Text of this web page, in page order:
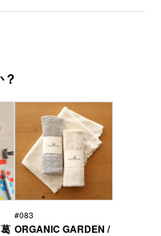
？
#083
ORGANIC GARDEN /